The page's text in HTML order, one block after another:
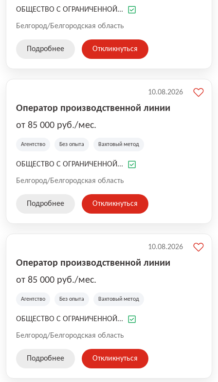
вместе! Присоединяйтесь к Ориент Системс и станьте
технологий!
ОБЩЕСТВО С ОГРАНИЧЕННОЙ...
Белгород/Белгородская область
Подробнее Откликнуться
Оператор производственной линии
от 85 000 руб./мес.
Агентство Без опыта Вахтовый метод
ОБЩЕСТВО С ОГРАНИЧЕННОЙ...
Белгород/Белгородская область
10.08.2026
Подробнее Откликнуться
Оператор производственной линии
от 85 000 руб./мес.
Агентство Без опыта Вахтовый метод
ОБЩЕСТВО С ОГРАНИЧЕННОЙ...
Белгород/Белгородская область
10.08.2026
Подробнее Откликнуться